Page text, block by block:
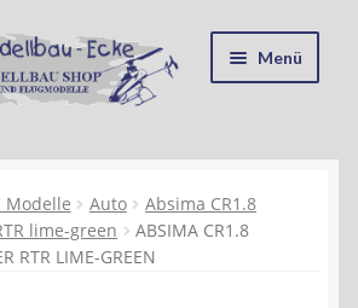
Menü
Modelle Auto
Absima CR1.8
lime-green
ABSIMA CR1.8
RTR LIME-GREEN